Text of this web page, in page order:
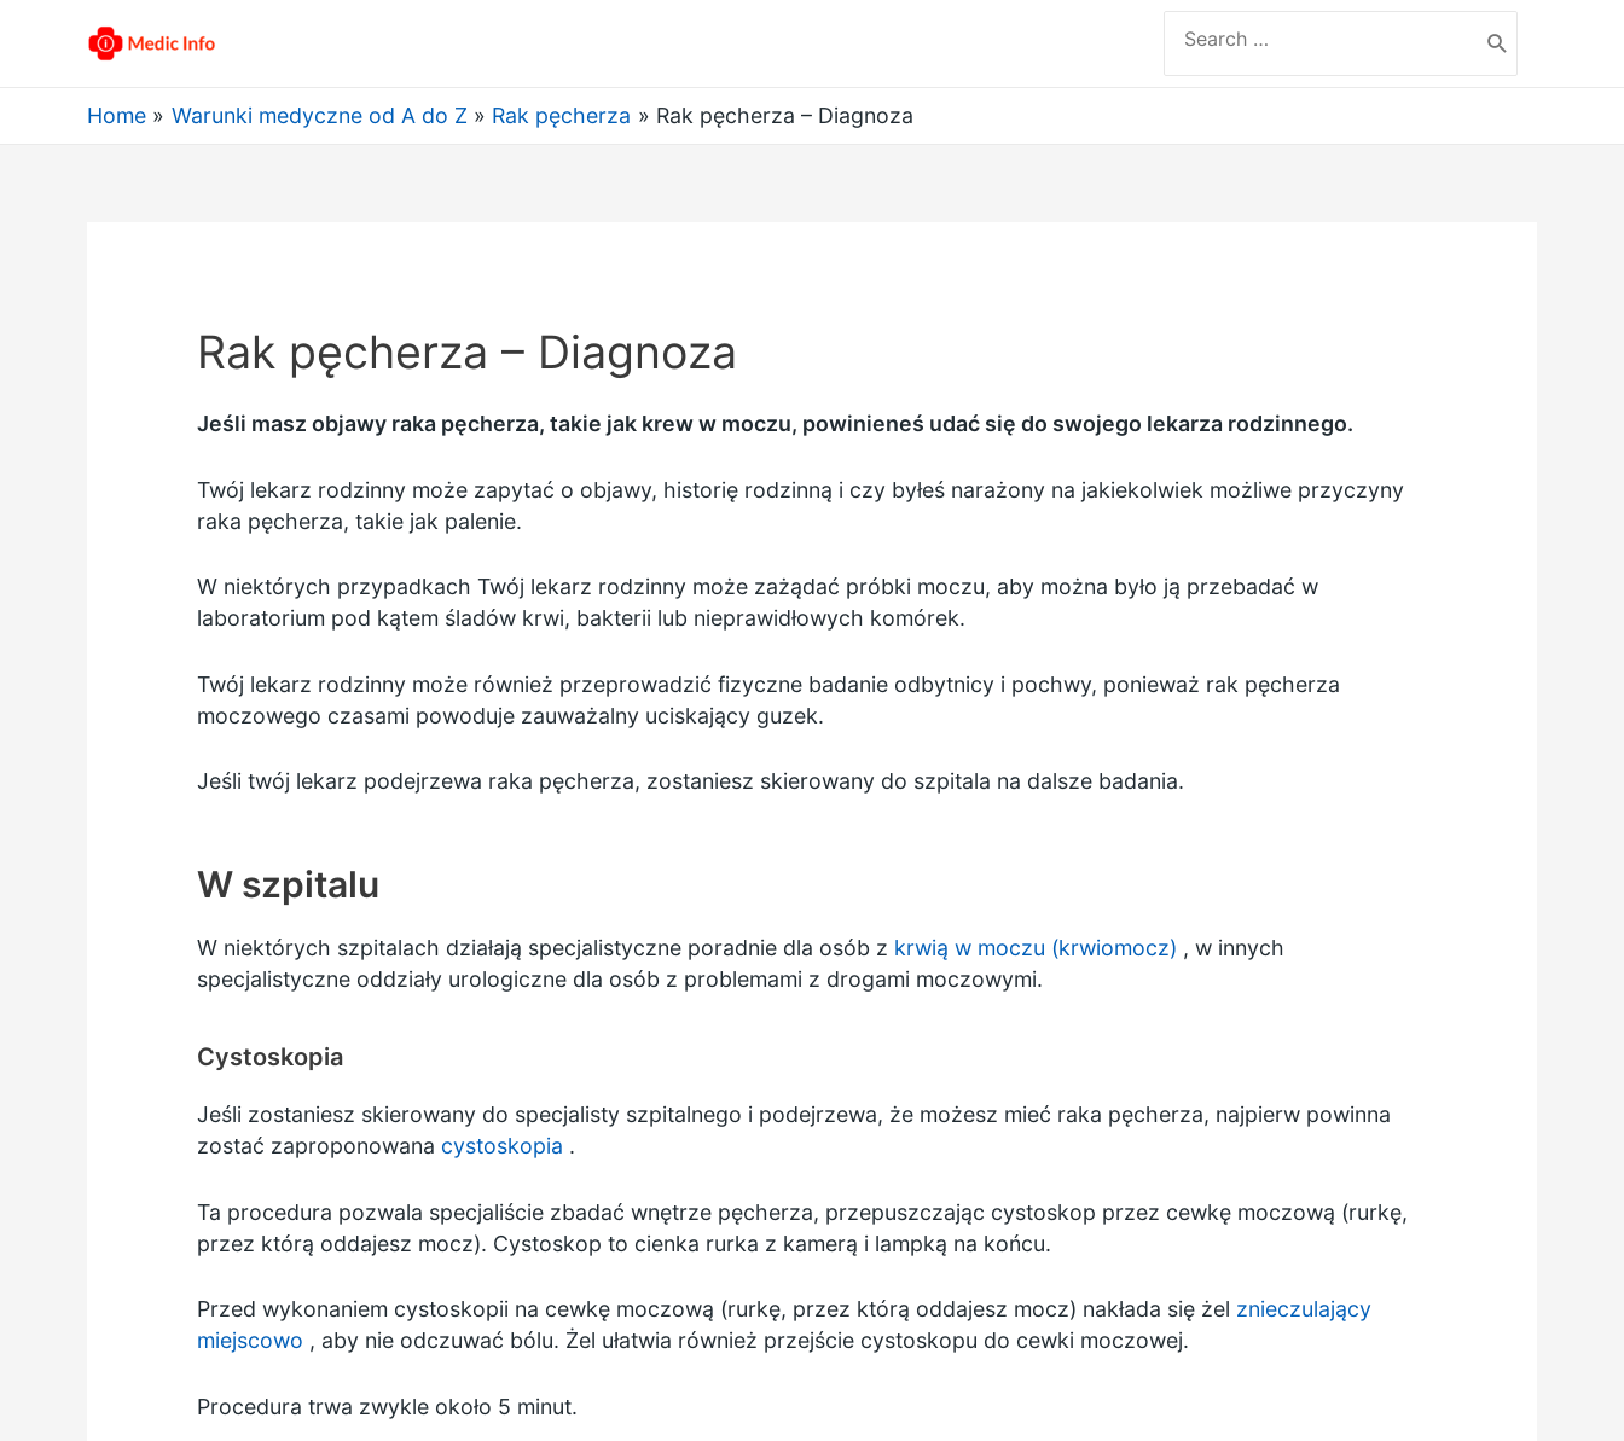
for:
Home Warunki medyczne od A do Z Rak pęcherza Rak pęcherza – Diagnoza
Rak pęcherza – Diagnoza
Jeśli masz objawy raka pęcherza, takie jak krew w moczu, powinieneś udać się do swojego lekarza rodzinnego.
Twój lekarz rodzinny może zapytać o objawy, historię rodzinną i czy byłeś narażony na jakiekolwiek możliwe przyczyny
raka pęcherza, takie jak palenie.
W niektórych przypadkach Twój lekarz rodzinny może zażądać próbki moczu, aby można było ją przebadać w
laboratorium pod kątem śladów krwi, bakterii lub nieprawidłowych komórek.
Twój lekarz rodzinny może również przeprowadzić fizyczne badanie odbytnicy i pochwy, ponieważ rak pęcherza
moczowego czasami powoduje zauważalny uciskający guzek.
Jeśli twój lekarz podejrzewa raka pęcherza, zostaniesz skierowany do szpitala na dalsze badania.
W szpitalu
W niektórych szpitalach działają specjalistyczne poradnie dla osób z krwią w moczu (krwiomocz) , w innych
specjalistyczne oddziały urologiczne dla osób z problemami z drogami moczowymi.
Cystoskopia
Jeśli zostaniesz skierowany do specjalisty szpitalnego i podejrzewa, że możesz mieć raka pęcherza, najpierw powinna
zostać zaproponowana cystoskopia .
Ta procedura pozwala specjaliście zbadać wnętrze pęcherza, przepuszczając cystoskop przez cewkę moczową (rurkę,
przez którą oddajesz mocz). Cystoskop to cienka rurka z kamerą i lampką na końcu.
Przed wykonaniem cystoskopii na cewkę moczową (rurkę, przez którą oddajesz mocz) nakłada się żel znieczulający
miejscowo , aby nie odczuwać bólu. Żel ułatwia również przejście cystoskopu do cewki moczowej.
Procedura trwa zwykle około 5 minut.